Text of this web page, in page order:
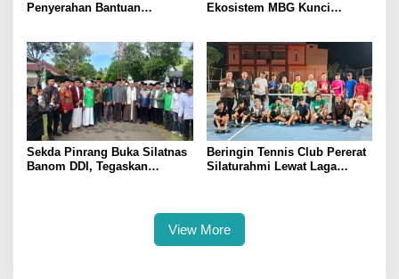
Penyerahan Bantuan
Ekosistem MBG Kunci
Sekda Pinrang Buka Silatnas
Banom DDI, Tegaskan
Beringin Tennis Club Pererat
Silaturahmi Lewat Laga
View More